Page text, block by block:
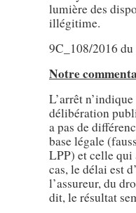
lumière des
illégitime.
9C_108/2016
Notre
L’arrêt
délibération
a pas de
base légale
LPP) et celle qui
cas, le délai est
l’assureur, du
dit, le résultat